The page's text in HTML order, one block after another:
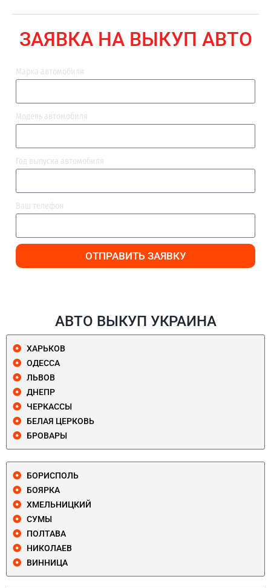
ЗАЯВКА НА ВЫКУП АВТО
Марка автомобиля
Модель автомобиля
Год выпуска автомобиля
Ваш телефон
ОТПРАВИТЬ ЗАЯВКУ
АВТО ВЫКУП УКРАИНА
ХАРЬКОВ
ОДЕССА
ЛЬВОВ
ДНЕПР
ЧЕРКАССЫ
БЕЛАЯ ЦЕРКОВЬ
БРОВАРЫ
БОРИСПОЛЬ
БОЯРКА
ХМЕЛЬНИЦКИЙ
СУМЫ
ПОЛТАВА
НИКОЛАЕВ
ВИННИЦА